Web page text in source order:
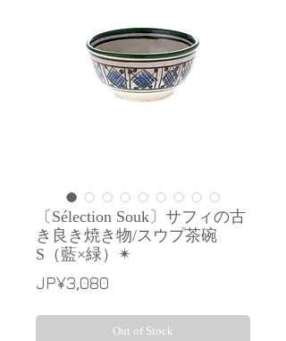
〔Sélection Souk〕サフィの古
き良き焼き物/スウプ茶碗
S（藍×緑）✴︎
JP¥3,080
Out of Stock